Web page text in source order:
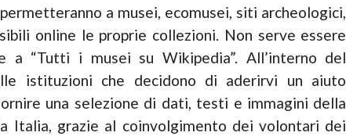
a musei, ecomusei, siti archeologici,
online le proprie collezioni. Non serve essere
a “Tutti i musei su Wikipedia”. All’interno del
istituzioni che decidono di aderirvi un aiuto
una selezione di dati, testi e immagini della
Italia, grazie al coinvolgimento dei volontari dei